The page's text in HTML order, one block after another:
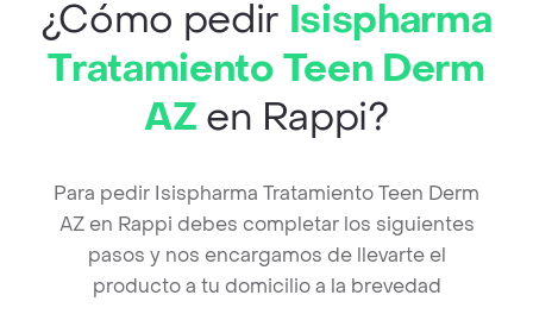
¿Cómo pedir Isispharma
Tratamiento Teen Derm
AZ en Rappi?
Para pedir Isispharma Tratamiento Teen Derm
AZ en Rappi debes completar los siguientes
pasos y nos encargamos de llevarte el
producto a tu domicilio a la brevedad